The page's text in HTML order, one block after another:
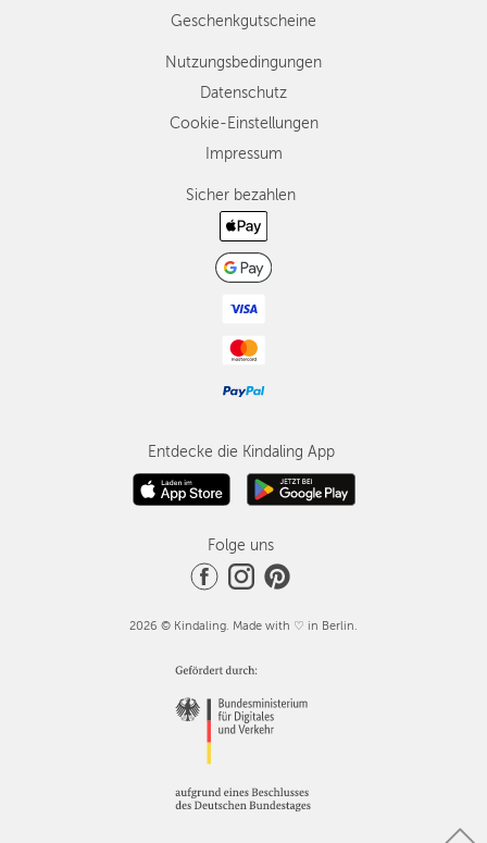
Geschenkgutscheine
Nutzungsbedingungen
Datenschutz
Cookie-Einstellungen
Impressum
Sicher bezahlen
Entdecke die Kindaling App
Folge uns
2026 © Kindaling. Made with ♡ in Berlin.